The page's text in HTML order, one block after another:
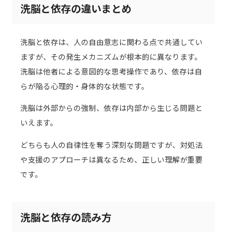
洗脳と依存の違いまとめ
洗脳と依存は、人の自由意志に関わる点で共通してい
ますが、その発生メカニズムが根本的に異なります。
洗脳は他者による意図的な思考操作であり、依存は自
らが陥る心理的・身体的な状態です。
洗脳は外部からの強制、依存は内部から生じる問題と
いえます。
どちらも人の自律性を奪う深刻な問題ですが、対処法
や支援のアプローチは異なるため、正しい理解が重要
です。
洗脳と依存の読み方